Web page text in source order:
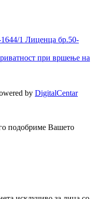
1 Лиценца бр.50-
при вршење на
by DigitalCentar
подобриме Вашето